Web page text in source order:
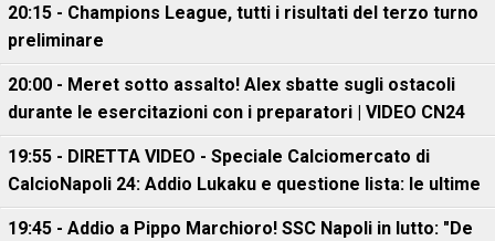
20:15 - Champions League, tutti i risultati del terzo turno
preliminare
20:00 - Meret sotto assalto! Alex sbatte sugli ostacoli
durante le esercitazioni con i preparatori | VIDEO CN24
19:55 - DIRETTA VIDEO - Speciale Calciomercato di
CalcioNapoli 24: Addio Lukaku e questione lista: le ultime
19:45 - Addio a Pippo Marchioro! SSC Napoli in lutto: "De